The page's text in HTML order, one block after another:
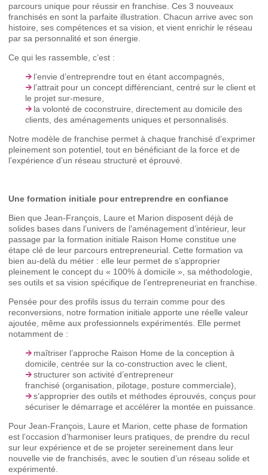
parcours unique pour réussir en franchise. Ces 3 nouveaux
franchisés en sont la parfaite illustration. Chacun arrive avec son
histoire, ses compétences et sa vision, et vient enrichir le réseau
par sa personnalité et son énergie.
Ce qui les rassemble, c’est :
l’envie d’entreprendre tout en étant accompagnés,
l’attrait pour un concept différenciant, centré sur le client et
le projet sur-mesure,
la volonté de coconstruire, directement au domicile des
clients, des aménagements uniques et personnalisés.
Notre modèle de franchise permet à chaque franchisé d’exprimer
pleinement son potentiel, tout en bénéficiant de la force et de
l’expérience d’un réseau structuré et éprouvé.
Une formation initiale pour entreprendre en confiance
Bien que Jean-François, Laure et Marion disposent déjà de
solides bases dans l’univers de l’aménagement d’intérieur, leur
passage par la formation initiale Raison Home constitue une
étape clé de leur parcours entrepreneurial. Cette formation va
bien au-delà du métier : elle leur permet de s’approprier
pleinement le concept du « 100% à domicile », sa méthodologie,
ses outils et sa vision spécifique de l’entrepreneuriat en franchise.
Pensée pour des profils issus du terrain comme pour des
reconversions, notre formation initiale apporte une réelle valeur
ajoutée, même aux professionnels expérimentés. Elle permet
notamment de :
maîtriser l’approche Raison Home de la conception à
domicile, centrée sur la co-construction avec le client,
structurer son activité d’entrepreneur
franchisé (organisation, pilotage, posture commerciale),
s’approprier des outils et méthodes éprouvés, conçus pour
sécuriser le démarrage et accélérer la montée en puissance.
Pour Jean-François, Laure et Marion, cette phase de formation
est l’occasion d’harmoniser leurs pratiques, de prendre du recul
sur leur expérience et de se projeter sereinement dans leur
nouvelle vie de franchisés, avec le soutien d’un réseau solide et
expérimenté.